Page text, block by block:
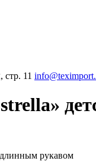
11
длинным рукавом